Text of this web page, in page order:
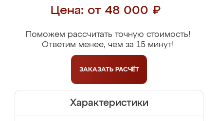
Цена: от 48 000 ₽
Поможем рассчитать точную стоимость!
Ответим менее, чем за 15 минут!
ЗАКАЗАТЬ РАСЧЁТ
Характеристики